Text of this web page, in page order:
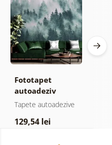
Fototapet
autoadeziv
pădure în ceață
Tapete autoadezive
129,54 lei